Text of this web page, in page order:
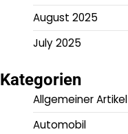
August 2025
July 2025
Kategorien
Allgemeiner Artikel
Automobil